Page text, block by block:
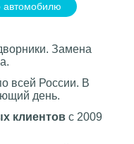
автомобилю
Замена
всей России. В
день.
клиентов с 2009